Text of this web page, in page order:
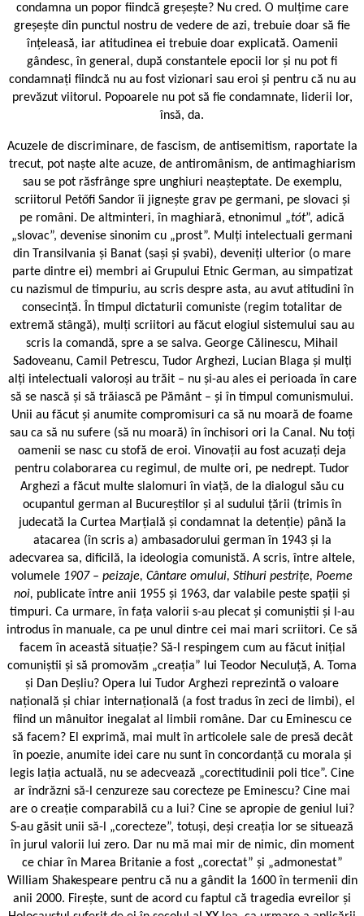
condamna un popor fiindcă greșește? Nu cred. O mulțime care
greșește din punctul nostru de vedere de azi, trebuie doar să fie
înțeleasă, iar atitudinea ei trebuie doar explicată. Oamenii
gândesc, în general, după constantele epocii lor și nu pot fi
condamnați fiindcă nu au fost vizionari sau eroi și pentru că nu au
prevăzut viitorul. Popoarele nu pot să fie condamnate, liderii lor,
însă, da.
Acuzele de discriminare, de fascism, de antisemitism, raportate la
trecut, pot naște alte acuze, de antiromânism, de antimaghiarism
sau se pot răsfrânge spre unghiuri neașteptate. De exemplu,
scriitorul Petőfi Sandor îi jignește grav pe germani, pe slovaci și
pe români. De altminteri, în maghiară, etnonimul „tót”, adică
„slovac”, devenise sinonim cu „prost”. Mulți intelectuali germani
din Transilvania și Banat (sași și șvabi), deveniți ulterior (o mare
parte dintre ei) membri ai Grupului Etnic German, au simpatizat
cu nazismul de timpuriu, au scris despre asta, au avut atitudini în
consecință. În timpul dictaturii comuniste (regim totalitar de
extremă stângă), mulți scriitori au făcut elogiul sistemului sau au
scris la comandă, spre a se salva. George Călinescu, Mihail
Sadoveanu, Camil Petrescu, Tudor Arghezi, Lucian Blaga și mulți
alți intelectuali valoroși au trăit – nu și-au ales ei perioada în care
să se nască și să trăiască pe Pământ – și în timpul comunismului.
Unii au făcut și anumite compromisuri ca să nu moară de foame
sau ca să nu sufere (să nu moară) în închisori ori la Canal. Nu toți
oamenii se nasc cu stofă de eroi. Vinovații au fost acuzați deja
pentru colaborarea cu regimul, de multe ori, pe nedrept. Tudor
Arghezi a făcut multe slalomuri în viață, de la dialogul său cu
ocupantul german al Bucureștilor și al sudului țării (trimis în
judecată la Curtea Marțială și condamnat la detenție) până la
atacarea (în scris a) ambasadorului german în 1943 și la
adecvarea sa, dificilă, la ideologia comunistă. A scris, între altele,
volumele 1907 – peizaje, Cântare omului, Stihuri pestrițe, Poeme
noi, publicate între anii 1955 și 1963, dar valabile peste spații și
timpuri. Ca urmare, în fața valorii s-au plecat și comuniștii și l-au
introdus în manuale, ca pe unul dintre cei mai mari scriitori. Ce să
facem în această situație? Să-l respingem cum au făcut inițial
comuniștii și să promovăm „creația” lui Teodor Neculuță, A. Toma
și Dan Deșliu? Opera lui Tudor Arghezi reprezintă o valoare
națională și chiar internațională (a fost tradus în zeci de limbi), el
fiind un mânuitor inegalat al limbii române. Dar cu Eminescu ce
să facem? El exprimă, mai mult în articolele sale de presă decât
în poezie, anumite idei care nu sunt în concordanță cu morala și
legis ­lația actuală, nu se adecvează „corectitudinii poli ­tice”. Cine
ar îndrăzni să-l cenzureze sau corecteze pe Eminescu? Cine mai
are o creație comparabilă cu a lui? Cine se apropie de geniul lui?
S-au găsit unii să-l „corecteze”, totuși, deși creația lor se situează
în jurul valorii lui zero. Dar nu mă mai mir de nimic, din moment
ce chiar în Marea Britanie a fost „corectat” și „admonestat”
William Shakespeare pentru că nu a gândit la 1600 în termenii din
anii 2000. Firește, sunt de acord cu faptul că tragedia evreilor și